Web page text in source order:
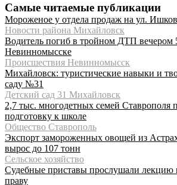
Самые читаемые публикации
Мороженое у отдела продаж на ул.
Новости района Михайловск
Водитель погиб в тройном ДТП вечером
Невинномысске
Происшествия Невинномысск
Михайловск: туристические навыки и
саду №31
Детский сад 31 Михайловск
2,7 тыс. многодетных семей Ставрополя
подготовку к школе
Общество Ставрополь
Экспорт замороженных овощей из
вырос до 107 тонн
Сельское хозяйство
Судебные приставы прослушали лекцию
праву